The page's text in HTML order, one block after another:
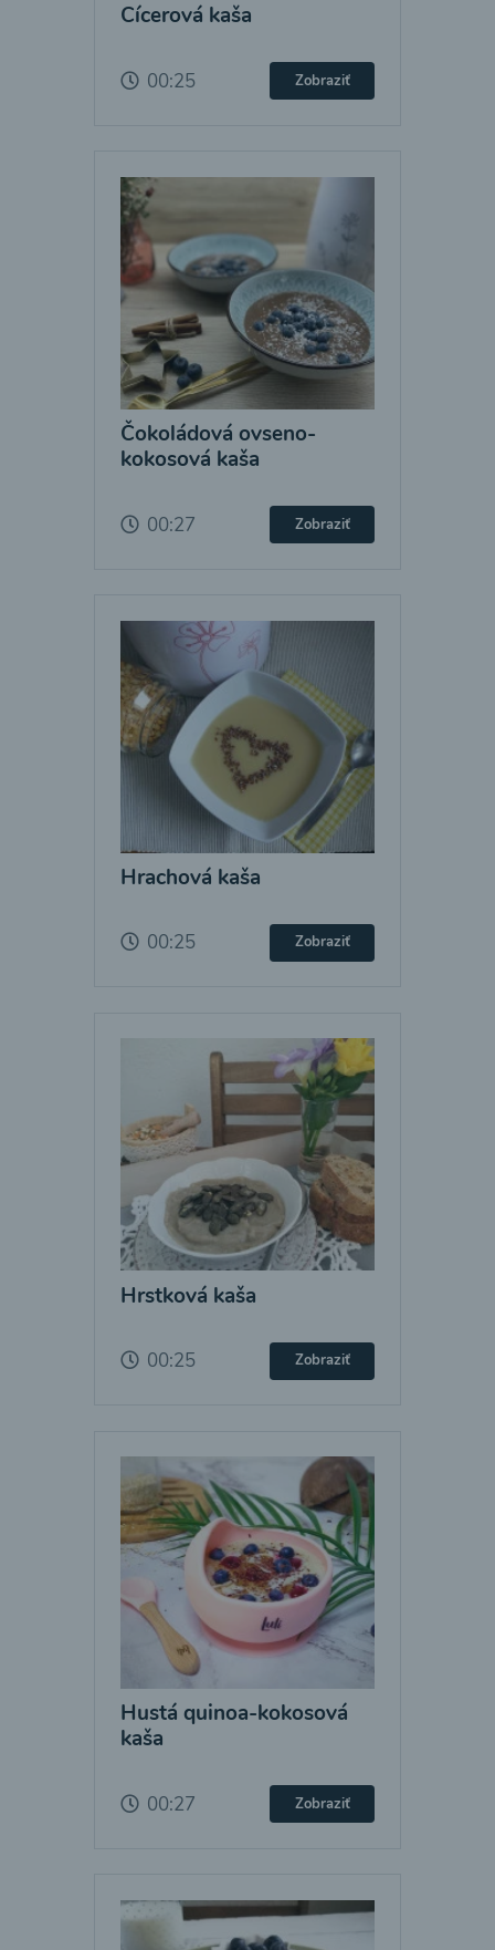
Cícerová kaša
00:25 Zobraziť
Čokoládová ovseno-
kokosová kaša
00:27 Zobraziť
Hrachová kaša
00:25 Zobraziť
Hrstková kaša
00:25 Zobraziť
Hustá quinoa-kokosová
kaša
00:27 Zobraziť